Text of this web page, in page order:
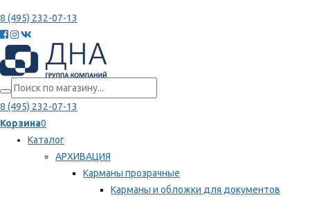
8 (495) 232-07-13
8 (495) 232-07-13
Корзина0
Каталог
АРХИВАЦИЯ
Карманы прозрачные
Карманы и обложки для документов